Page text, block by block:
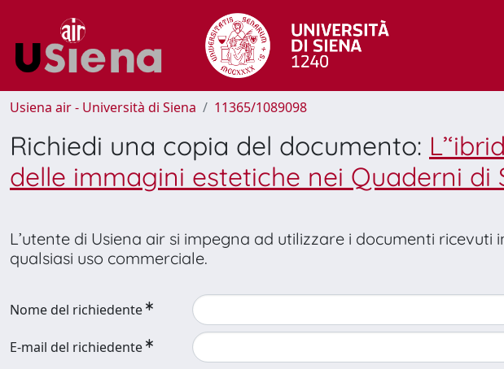
Usiena air - Università di Siena 11365/1089098
Richiedi una copia del documento:
delle immagini estetiche nei Quaderni di
L’utente di Usiena air si impegna ad utilizzare i documenti
qualsiasi uso commerciale.
Nome del richiedente
E-mail del richiedente